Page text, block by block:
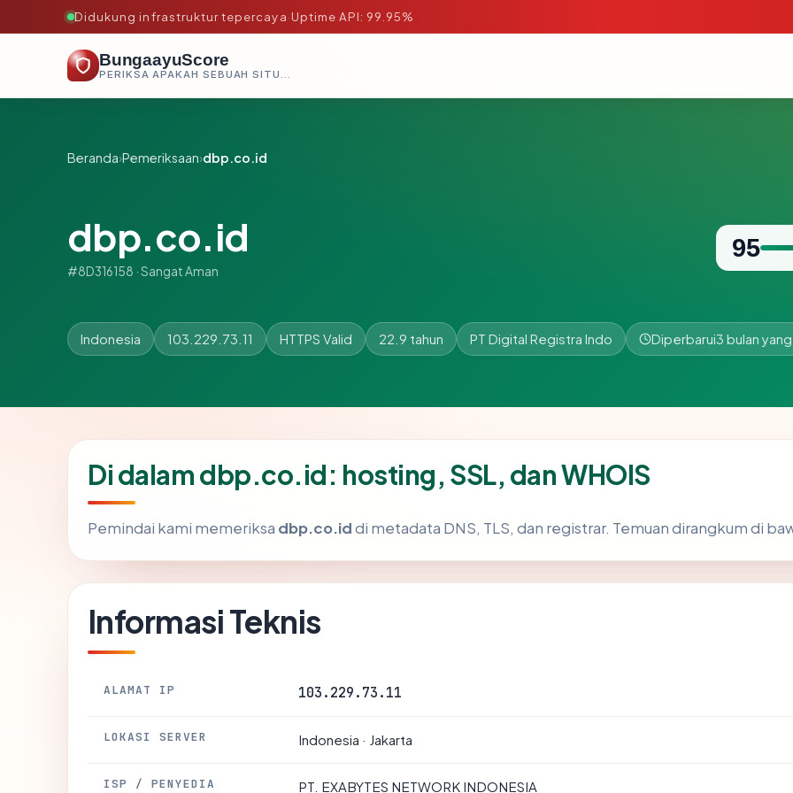
Didukung infrastruktur tepercaya·Uptime API: 99.95%
BungaayuScore
PERIKSA APAKAH SEBUAH SITUS AMAN, TEPERCAYA, DAN TERVERIFIKASI DALAM HITUNGAN DETIK.
Beranda›Pemeriksaan›dbp.co.id
dbp.co.id
#8D316158 · Sangat Aman
95
Indonesia 103.229.73.11 HTTPS Valid 22.9 tahun PT Digital Registra Indo Diperbarui3 bulan
Di dalam dbp.co.id: hosting, SSL, dan WHOIS
Pemindai kami memeriksa dbp.co.iddi metadata DNS, TLS, dan registrar. Temuan dirangkum di
Informasi Teknis
ALAMAT IP 103.229.73.11
LOKASI SERVER Indonesia · Jakarta
ISP / PENYEDIA PT. EXABYTES NETWORK INDONESIA